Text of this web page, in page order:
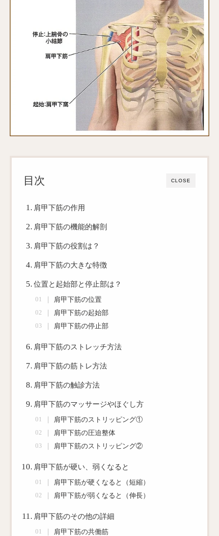
CLOSE
目次
肩甲下筋の作用
肩甲下筋の機能的解剖
肩甲下筋の役割は？
肩甲下筋の大きな特徴
位置と起始部と停止部は？
肩甲下筋の位置
肩甲下筋の起始部
肩甲下筋の停止部
肩甲下筋のストレッチ方法
肩甲下筋の筋トレ方法
肩甲下筋の触診方法
肩甲下筋のマッサージやほぐし方
肩甲下筋のストリッピング①
肩甲下筋の圧迫整体
肩甲下筋のストリッピング②
肩甲下筋が硬い、弱くなると
肩甲下筋が硬くなると（短縮）
肩甲下筋が弱くなると（伸長）
肩甲下筋のその他の詳細
肩甲下筋の共働筋